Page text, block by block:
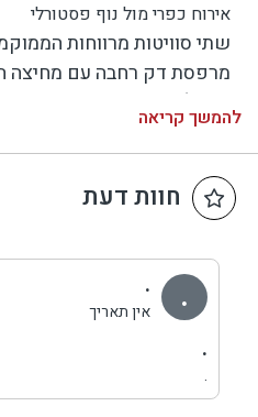
אירוח כפרי מול נוף פסטורלי
שתי סוויטות מרווחות
זוגות ). בתוך הסוויטות –
הסלון מול מסך טלוויזיה עם
השינה עם מיטה אורתופדית
אוכל ומטבחון כפרי, המותאם
בבקתה עשוי בשילוב עץ ואבן
נינוח ונעים. כל צד של
ישיבה נינוחה, המשקיפה
בחצר הרחבה תמצאו עמדות
סוויטה , ערוגת תבלין,
בקיבוץ גונן, במרחק של
להמשך קריאה
חוות דעת
.
.
אין תאריך
.
.